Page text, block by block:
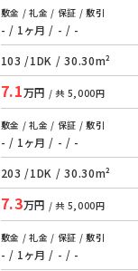
敷金 / 礼金 / 保証 / 敷引
- / 1ヶ月 / - / -
103 /1DK /30.30m²
7.1万円 / 共 5,000円
敷金 / 礼金 / 保証 / 敷引
- / 1ヶ月 / - / -
203 /1DK /30.30m²
7.3万円 / 共 5,000円
敷金 / 礼金 / 保証 / 敷引
- / 1ヶ月 / - / -